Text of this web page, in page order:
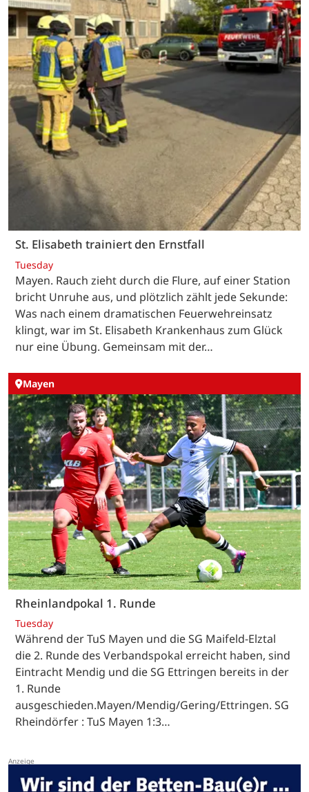
St. Elisabeth trainiert den Ernstfall
Tuesday
Mayen. Rauch zieht durch die Flure, auf einer Station
bricht Unruhe aus, und plötzlich zählt jede Sekunde:
Was nach einem dramatischen Feuerwehreinsatz
klingt, war im St. Elisabeth Krankenhaus zum Glück
nur eine Übung. Gemeinsam mit der…
Mayen
Rheinlandpokal 1. Runde
Tuesday
Während der TuS Mayen und die SG Maifeld-Elztal
die 2. Runde des Verbandspokal erreicht haben, sind
Eintracht Mendig und die SG Ettringen bereits in der
1. Runde
ausgeschieden.Mayen/Mendig/Gering/Ettringen. SG
Rheindörfer : TuS Mayen 1:3…